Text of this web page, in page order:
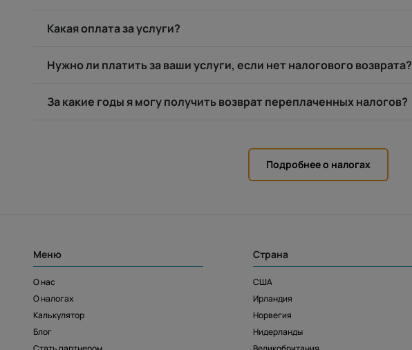
Какая оплата за услуги?
Нужно ли платить за ваши услуги, если нет налогового возврата?
За какие годы я могу получить возврат переплаченных налогов?
Подробнее о налогах
Меню
О нас
О налогах
Калькулятор
Блог
Страна
США
Ирландия
Норвегия
Нидерланды